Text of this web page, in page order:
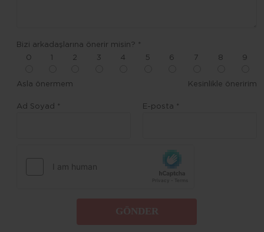
Bizi arkadaşlarına önerir misin? *
0
2 3 4 5 6 7 8 9
Asla önermem Kesinlikle öneririm
Ad Soyad * E-posta *